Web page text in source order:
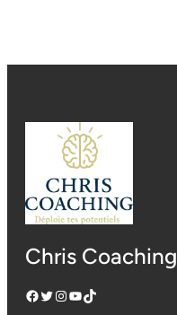
Chris Coaching
Facebook Twitter InstagramYouTube TikTok